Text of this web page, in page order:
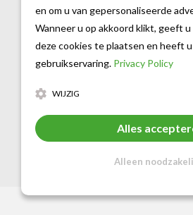
Al sinds 2007 is
specialist op het gebied van
en fitness. Met een rijke
assortiment aan
van de beste merken voor
vechtsporter en
en om u van gepersonaliseerde
Wanneer u op akkoord klikt, geeft
deze cookies te plaatsen en heeft
gebruikservaring. Privacy Policy
WIJZIG
Alles
Alleen